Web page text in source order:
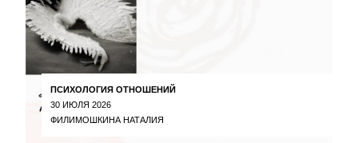
ПСИХОЛОГИЯ ОТНОШЕНИЙ
30 ИЮЛЯ 2026
ФИЛИМОШКИНА НАТАЛИЯ